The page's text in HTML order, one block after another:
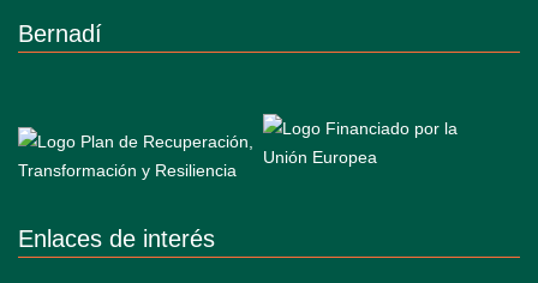
Bernadí
Enlaces de interés